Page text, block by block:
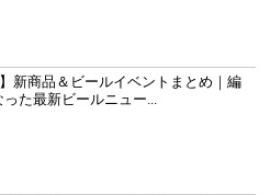
】新商品＆ビールイベントまとめ｜編
た最新ビールニュー...